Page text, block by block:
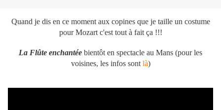
Quand je dis en ce moment aux copines que je taille un costume
pour Mozart c'est tout à fait ça !!!
La Flûte enchantée bientôt en spectacle au Mans (pour les
voisines, les infos sont là)